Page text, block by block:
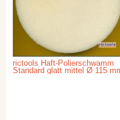
rictools Haft-Polierschwamm
Standard glatt mittel Ø 115